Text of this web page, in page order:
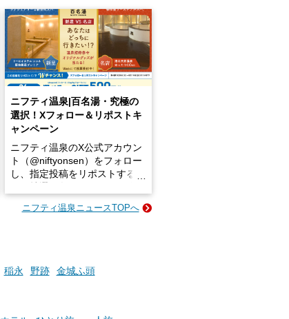
ニフティ温泉|百名湯・究極の
選択！Xフォロー＆リポストキ
ャンペーン
ニフティ温泉のX公式アカウン
ト（@niftyonsen）をフォロー
し、指定投稿をリポストする
GIFT500円分をプレゼントい
ニフティ温泉ニュースTOPへ
稲永 野跡 金城ふ頭